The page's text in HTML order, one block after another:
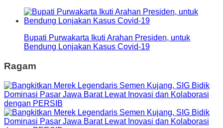
Bupati Purwakarta Ikuti Arahan Presiden, untuk
Bendung Lonjakan Kasus Covid-19
Ragam